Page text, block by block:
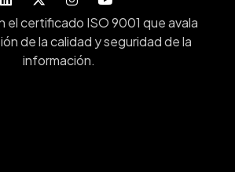
el certificado ISO 9001 que avala
de la calidad y seguridad de la
información.